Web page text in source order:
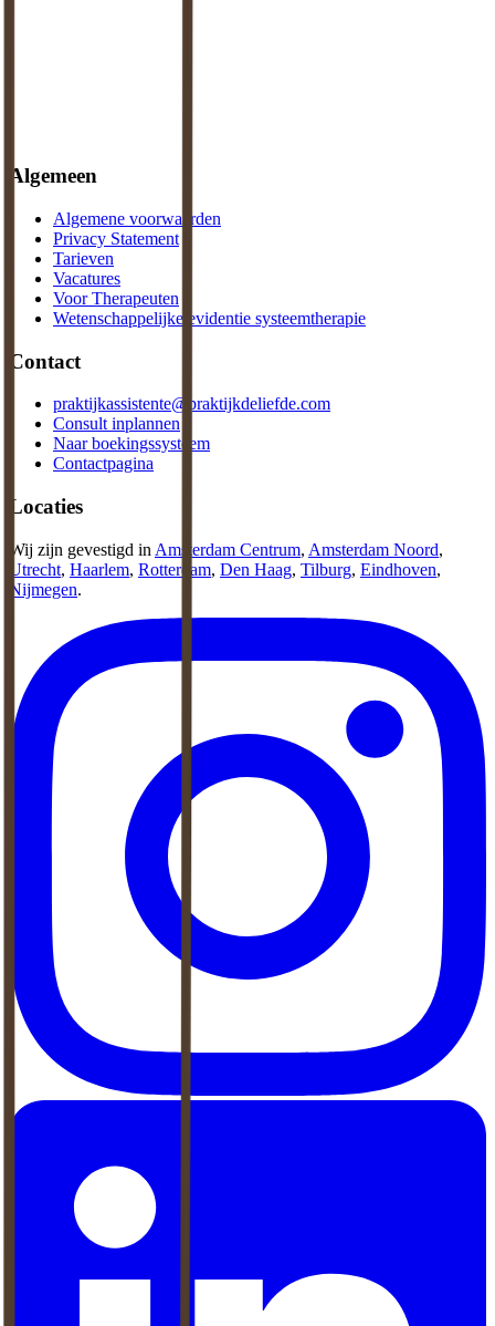
Algemeen
Algemene voorwaarden
Privacy Statement
Tarieven
Vacatures
Voor Therapeuten
Wetenschappelijke evidentie systeemtherapie
Contact
praktijkassistente@praktijkdeliefde.com
Consult inplannen
Naar boekingssysteem
Contactpagina
Locaties
Wij zijn gevestigd in Amsterdam Centrum, Amsterdam Noord,
Utrecht, Haarlem, Rotterdam, Den Haag, Tilburg, Eindhoven,
Nijmegen.